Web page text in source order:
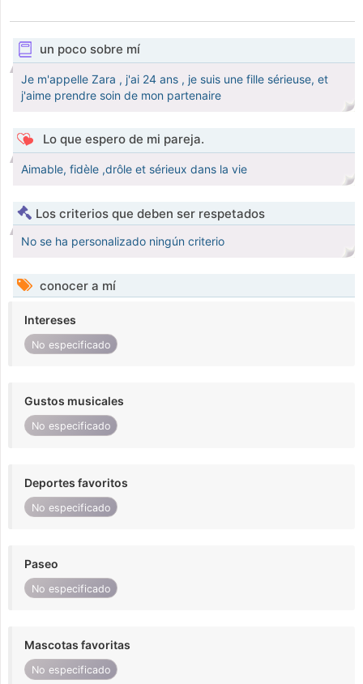
un poco sobre mí
Je m'appelle Zara , j'ai 24 ans , je suis une fille sérieuse, et
j'aime prendre soin de mon partenaire
Lo que espero de mi pareja.
Aimable, fidèle ,drôle et sérieux dans la vie
Los criterios que deben ser respetados
No se ha personalizado ningún criterio
conocer a mí
Intereses
No especificado
Gustos musicales
No especificado
Deportes favoritos
No especificado
Paseo
No especificado
Mascotas favoritas
No especificado